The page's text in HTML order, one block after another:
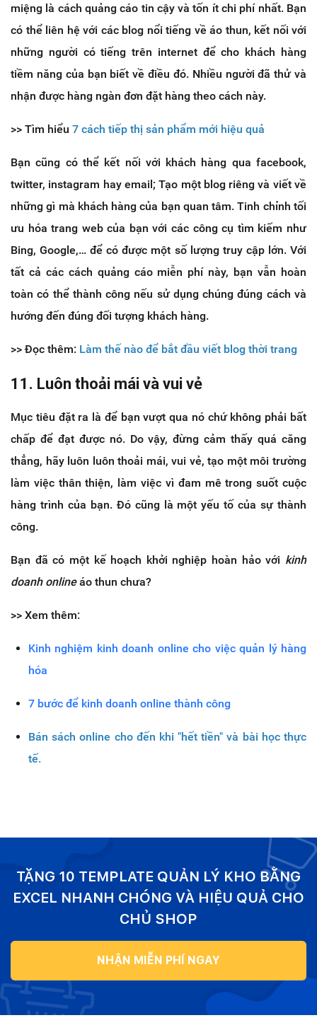
miệng là cách quảng cáo tin cậy và tốn ít chi phí nhất. Bạn
có thể liên hệ với các blog nổi tiếng về áo thun, kết nối với
những người có tiếng trên internet để cho khách hàng
tiềm năng của bạn biết về điều đó. Nhiều người đã thử và
nhận được hàng ngàn đơn đặt hàng theo cách này.
>> Tìm hiểu 7 cách tiếp thị sản phẩm mới hiệu quả
Bạn cũng có thể kết nối với khách hàng qua facebook,
twitter, instagram hay email; Tạo một blog riêng và viết về
những gì mà khách hàng của bạn quan tâm. Tinh chỉnh tối
ưu hóa trang web của bạn với các công cụ tìm kiếm như
Bing, Google,… để có được một số lượng truy cập lớn. Với
tất cả các cách quảng cáo miễn phí này, bạn vẫn hoàn
toàn có thể thành công nếu sử dụng chúng đúng cách và
hướng đến đúng đối tượng khách hàng.
>> Đọc thêm: Làm thế nào để bắt đầu viết blog thời trang
11. Luôn thoải mái và vui vẻ
Mục tiêu đặt ra là để bạn vượt qua nó chứ không phải bất
chấp để đạt được nó. Do vậy, đừng cảm thấy quá căng
thẳng, hãy luôn luôn thoải mái, vui vẻ, tạo một môi trường
làm việc thân thiện, làm việc vì đam mê trong suốt cuộc
hàng trình của bạn. Đó cũng là một yếu tố của sự thành
công.
Bạn đã có một kế hoạch khởi nghiệp hoàn hảo với kinh
doanh onlineáo thun chưa?
>> Xem thêm:
Kinh nghiệm kinh doanh online cho việc quản lý hàng
hóa
7 bước để kinh doanh online thành công
Bán sách online cho đến khi "hết tiền" và bài học thực
tế.
TẶNG 10 TEMPLATE QUẢN LÝ KHO BẰNG
EXCEL NHANH CHÓNG VÀ HIỆU QUẢ CHO
CHỦ SHOP
NHẬN MIỄN PHÍ NGAY